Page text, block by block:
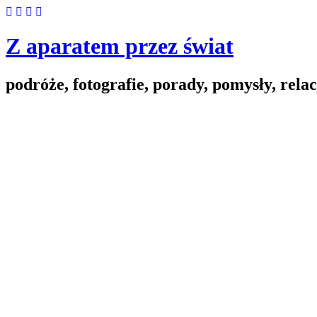
Skip
content
Z aparatem przez świat
podróże, fotografie, porady, pomysły,